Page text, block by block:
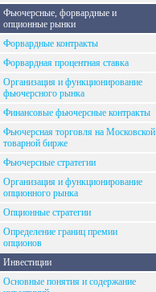
Фьючерсные, форвардные и
опционные рынки
Форвардные контракты
Форвардная процентная ставка
Организация и функционирование
фьючерсного рынка
Финансовые фьючерсные контракты
Фьючерсная торговля на Московской
товарной бирже
Фьючерсные стратегии
Организация и функционирование
опционного рынка
Опционные стратегии
Определение границ премии
опционов
Инвестиции
Основные понятия и содержание